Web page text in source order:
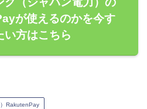
が使えるのかを今す
い方はこちら
RakutenPay